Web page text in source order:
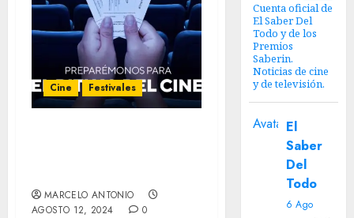
Cine Festivales
MARCELO ANTONIO
AGOSTO 12, 2024
0
Cuenta oficial de
El Saber Del
Todo y de los
Premios
Saberin.
Noticias de cine
y de televisión.
Avatar El
Saber
Del
Todo
6 Ago